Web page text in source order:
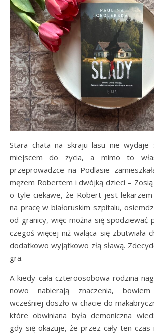
Stara chata na skraju lasu nie wydaje
miejscem do życia, a mimo to
przeprowadzce na Podlasie
mężem Robertem i dwójką dzieci –
o tyle ciekawe, że Robert jest lekarzem
na pracę w białoruskim szpitalu,
od granicy, więc można się spodziewać
czegoś więcej niż waląca się zbutwiała
dodatkowo wyjątkowo złą sławą.
gra.
A kiedy cała czteroosobowa rodzina
nowo nabierają znaczenia,
wcześniej doszło w chacie do
które obwiniana była demoniczna
gdy się okazuje, że przez cały ten czas